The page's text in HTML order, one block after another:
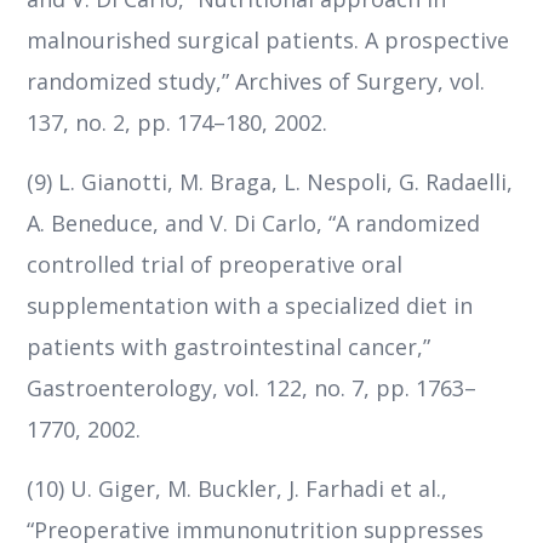
malnourished surgical patients. A prospective
randomized study,” Archives of Surgery, vol.
137, no. 2, pp. 174–180, 2002.
(9) L. Gianotti, M. Braga, L. Nespoli, G. Radaelli,
A. Beneduce, and V. Di Carlo, “A randomized
controlled trial of preoperative oral
supplementation with a specialized diet in
patients with gastrointestinal cancer,”
Gastroenterology, vol. 122, no. 7, pp. 1763–
1770, 2002.
(10) U. Giger, M. Buckler, J. Farhadi et al.,
“Preoperative immunonutrition suppresses